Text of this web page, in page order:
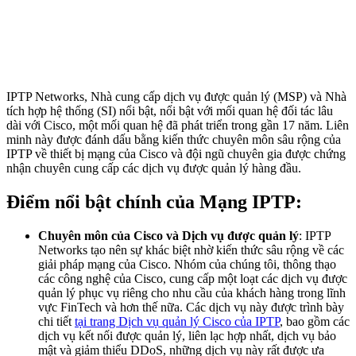
IPTP Networks, Nhà cung cấp dịch vụ được quản lý (MSP) và Nhà
tích hợp hệ thống (SI) nổi bật, nổi bật với mối quan hệ đối tác lâu
dài với Cisco, một mối quan hệ đã phát triển trong gần 17 năm. Liên
minh này được đánh dấu bằng kiến thức chuyên môn sâu rộng của
IPTP về thiết bị mạng của Cisco và đội ngũ chuyên gia được chứng
nhận chuyên cung cấp các dịch vụ được quản lý hàng đầu.
Điểm nổi bật chính của Mạng IPTP:
Chuyên môn của Cisco và Dịch vụ được quản lý: IPTP
Networks tạo nên sự khác biệt nhờ kiến thức sâu rộng về các
giải pháp mạng của Cisco. Nhóm của chúng tôi, thông thạo
các công nghệ của Cisco, cung cấp một loạt các dịch vụ được
quản lý phục vụ riêng cho nhu cầu của khách hàng trong lĩnh
vực FinTech và hơn thế nữa. Các dịch vụ này được trình bày
chi tiết tại trang Dịch vụ quản lý Cisco của IPTP, bao gồm các
dịch vụ kết nối được quản lý, liên lạc hợp nhất, dịch vụ bảo
mật và giảm thiểu DDoS, những dịch vụ này rất được ưa